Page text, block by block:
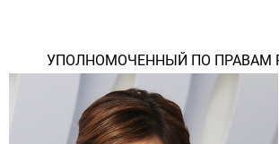
УПОЛНОМОЧЕННЫЙ ПО ПРАВАМ